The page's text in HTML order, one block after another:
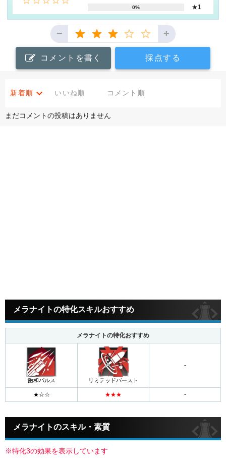
0% ★1
− +
コメントを書く 採点する
新着順 いいね順 コメント順
まだコメントの投稿はありません
メラナイトの特化スキルおすすめ
メラナイトの特化おすすめ
飽和パルス リミテッドバースト
-
メラナイトのスキル・素質
※特化3の効果を表示しています